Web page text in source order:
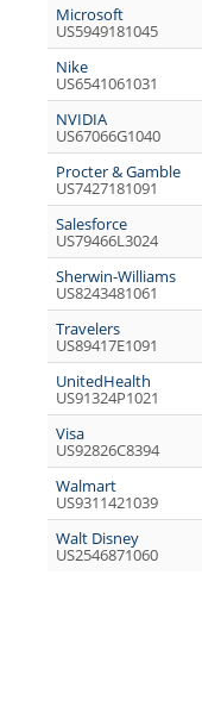
Microsoft
US5949181045
Nike
US6541061031
NVIDIA
US67066G1040
Procter & Gamble
US7427181091
Salesforce
US79466L3024
Sherwin-Williams
US8243481061
Travelers
US89417E1091
UnitedHealth
US91324P1021
Visa
US92826C8394
Walmart
US9311421039
Walt Disney
US2546871060